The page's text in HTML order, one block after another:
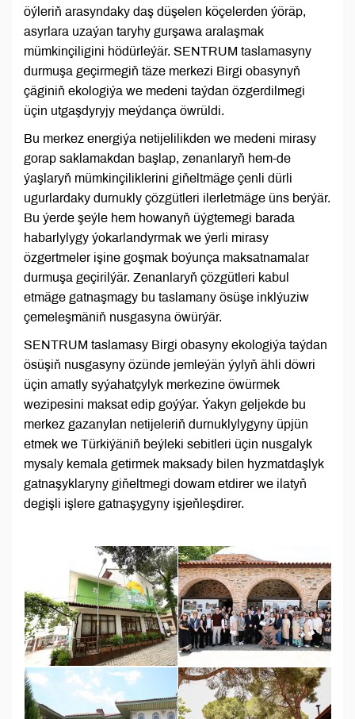
öýleriň arasyndaky daş düşelen köçelerden ýöräp,
asyrlara uzaýan taryhy gurşawa aralaşmak
mümkinçiligini hödürleýär. SENTRUM taslamasyny
durmuşa geçirmegiň täze merkezi Birgi obasynyň
çäginiň ekologiýa we medeni taýdan özgerdilmegi
üçin utgaşdyryjy meýdança öwrüldi.
Bu merkez energiýa netijelilikden we medeni mirasy
gorap saklamakdan başlap, zenanlaryň hem-de
ýaşlaryň mümkinçiliklerini giňeltmäge çenli dürli
ugurlardaky durnukly çözgütleri ilerletmäge üns berýär.
Bu ýerde şeýle hem howanyň üýgtemegi barada
habarlylygy ýokarlandyrmak we ýerli mirasy
özgertmeler işine goşmak boýunça maksatnamalar
durmuşa geçirilýär. Zenanlaryň çözgütleri kabul
etmäge gatnaşmagy bu taslamany ösüşe inklýuziw
çemeleşmäniň nusgasyna öwürýär.
SENTRUM taslamasy Birgi obasyny ekologiýa taýdan
ösüşiň nusgasyny özünde jemleýän ýylyň ähli döwri
üçin amatly syýahatçylyk merkezine öwürmek
wezipesini maksat edip goýýar. Ýakyn geljekde bu
merkez gazanylan netijeleriň durnuklylygyny üpjün
etmek we Türkiýäniň beýleki sebitleri üçin nusgalyk
mysaly kemala getirmek maksady bilen hyzmatdaşlyk
gatnaşyklaryny giňeltmegi dowam etdirer we ilatyň
degişli işlere gatnaşygyny işjeňleşdirer.